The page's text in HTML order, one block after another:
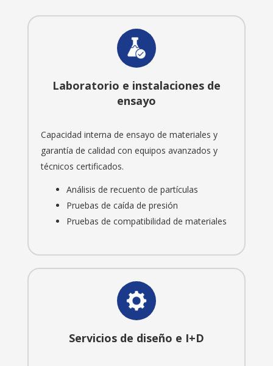
Laboratorio e instalaciones de
ensayo
Capacidad interna de ensayo de materiales y
garantía de calidad con equipos avanzados y
técnicos certificados.
Análisis de recuento de partículas
Pruebas de caída de presión
Pruebas de compatibilidad de materiales
Servicios de diseño e I+D